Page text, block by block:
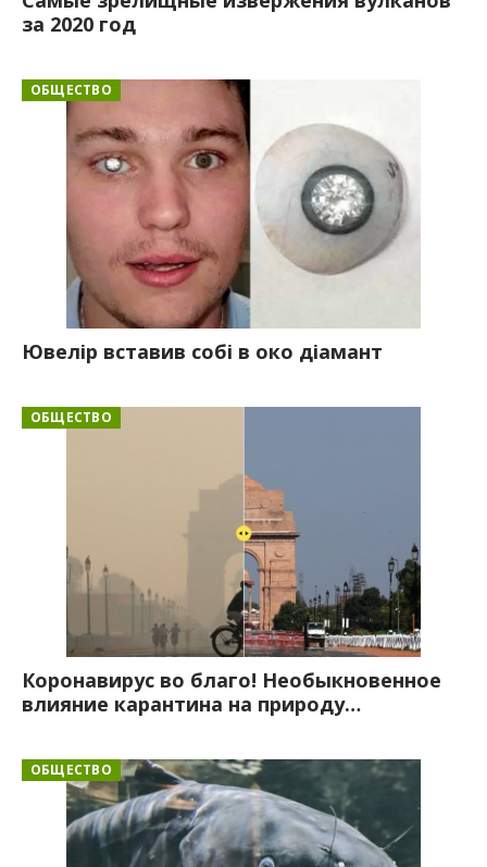
за 2020 год
ОБЩЕСТВО
Ювелір вставив собі в око діамант
ОБЩЕСТВО
Коронавирус во благо! Необыкновенное
влияние карантина на природу…
ОБЩЕСТВО